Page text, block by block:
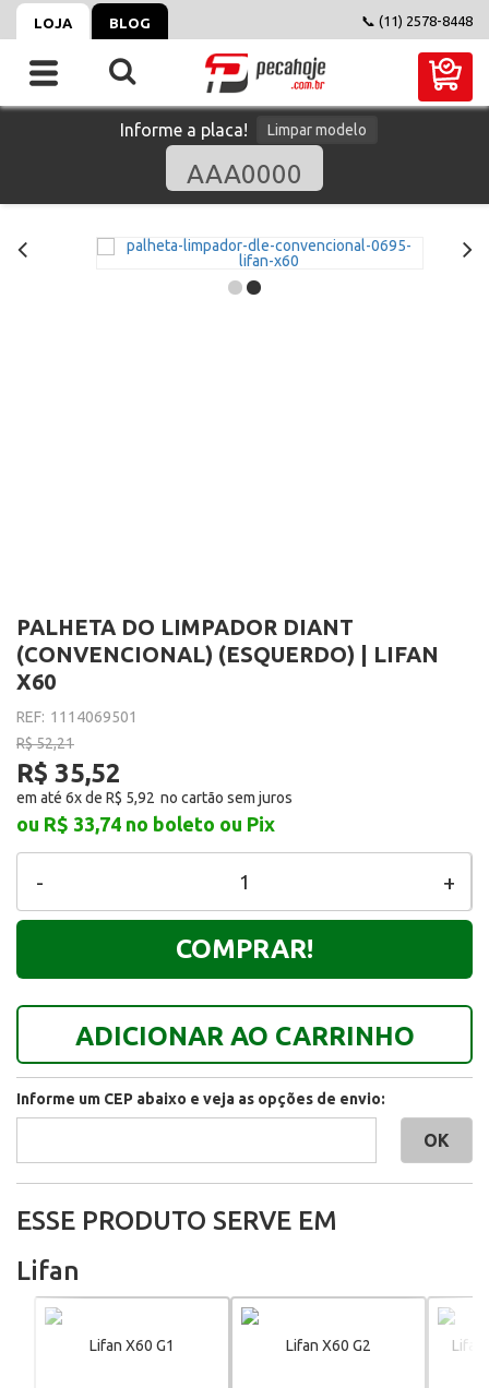
LOJA BLOG 📞 (11) 2578-8448
Informe a placa! Limpar modelo
PALHETA DO LIMPADOR DIANT
(CONVENCIONAL) (ESQUERDO) | LIFAN
X60
REF: 1114069501
R$ 52,21
R$ 35,52
em até 6x de R$ 5,92
ou R$ 33,74 no boleto ou Pix
+
-
ADICIONAR AO CARRINHO
COMPRAR!
Informe um CEP abaixo e veja as opções de envio:
ESSE PRODUTO SERVE EM
Lifan
Lifan X60 G1 Lifan X60 G2 Lifan